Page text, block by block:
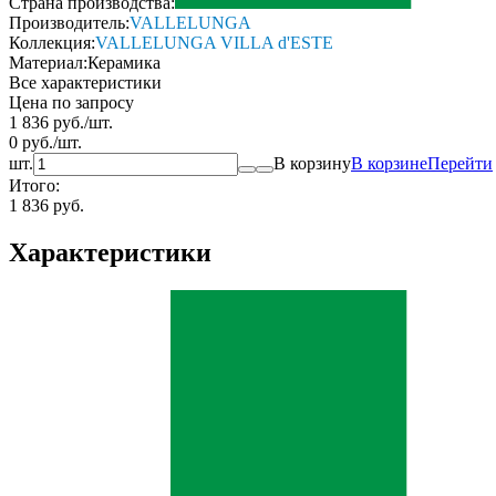
Производитель:VALLELUNGA
Коллекция:VALLELUNGA VILLA d'ESTE
Материал:Керамика
Все характеристики
Цена по запросу
1 836 руб./шт.
0 руб./шт.
шт.
В корзинуВ корзинеПерейти
Итого:
1 836 руб.
Характеристики